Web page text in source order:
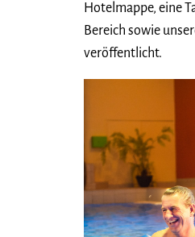
Hotelmappe, eine
Bereich sowie
veröffentlicht.